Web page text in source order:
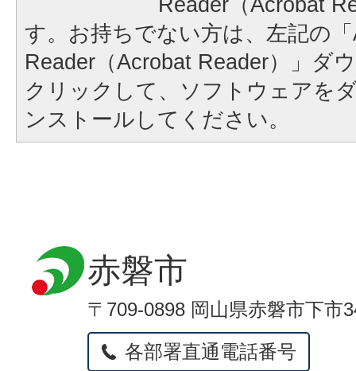
す。お持ちでない方は、左記の
Reader（Acrobat Reader）」ダ
クリックして、ソフトウェアを
ンストールしてください。
赤磐市
〒709-0898 岡山県赤磐市下市
各部署直通電話番号